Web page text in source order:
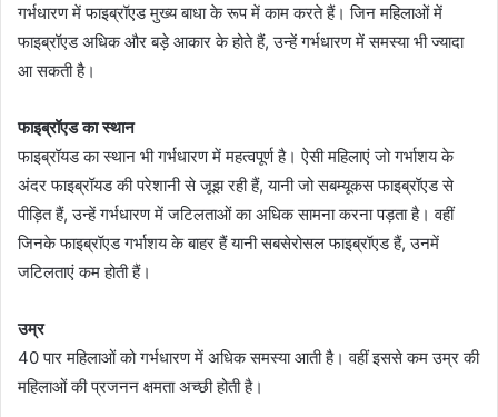
गर्भधारण में फाइब्रॉएड मुख्य बाधा के रूप में काम करते हैं। जिन महिलाओं में
फाइब्रॉएड अधिक और बड़े आकार के होते हैं, उन्हें गर्भधारण में समस्या भी ज्यादा
आ सकती है।
फाइब्रॉएड का स्थान
फाइब्रॉयड का स्थान भी गर्भधारण में महत्वपूर्ण है। ऐसी महिलाएं जो गर्भाशय के
अंदर फाइब्रॉयड की परेशानी से जूझ रही हैं, यानी जो सबम्यूकस फाइब्रॉएड से
पीड़ित हैं, उन्हें गर्भधारण में जटिलताओं का अधिक सामना करना पड़ता है। वहीं
जिनके फाइब्रॉएड गर्भाशय के बाहर हैं यानी सबसेरोसल फाइब्रॉएड हैं, उनमें
जटिलताएं कम होती हैं।
उम्र
40 पार महिलाओं को गर्भधारण में अधिक समस्या आती है। वहीं इससे कम उम्र की
महिलाओं की प्रजनन क्षमता अच्छी होती है।